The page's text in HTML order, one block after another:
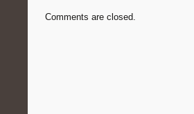
Comments are closed.